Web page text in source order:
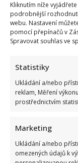
Kliknutím níže
podrobnější
webu. Nastavení
pomocí přepínačů v
Spravovat souhlas ve
Statistiky
Ukládání a/nebo
reklam, Měření
prostřednictvím
Marketing
Ukládání a/nebo
omezených údajů k